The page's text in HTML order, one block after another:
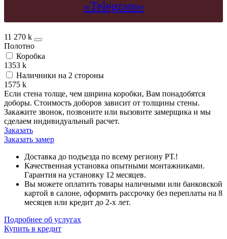
«Telegram»
11 270 k
Полотно
Коробка
1353 k
Наличники на 2 стороны
1575 k
Если стена толще, чем ширина коробки, Вам понадобятся
доборы. Стоимость доборов зависит от толщины стены.
Закажите звонок, позвоните или вызовите замерщика и мы
сделаем индивидуальный расчет.
Заказать
Заказать замер
Доставка до подъезда по всему региону РТ.!
Качественная установка опытными монтажниками.
Гарантия на установку 12 месяцев.
Вы можете оплатить товары наличными или банковской
картой в салоне, оформить рассрочку без переплаты на 8
месяцев или кредит до 2-х лет.
Подробнее об услугах
Купить в кредит